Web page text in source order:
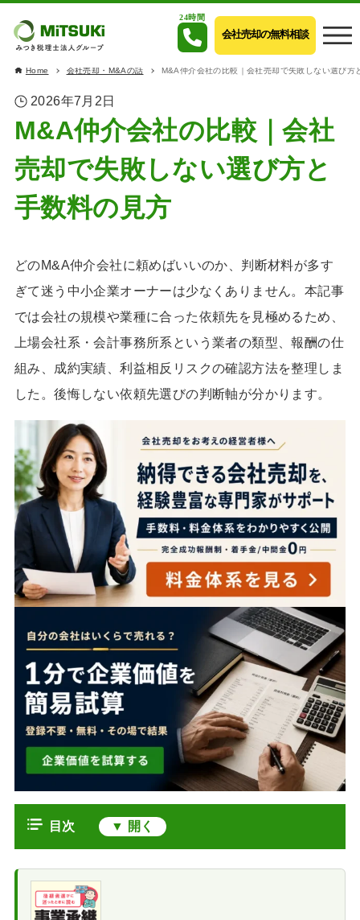
24時間
会社売却の無料相談
Home 会社売却・M&Aの話 M&A仲介会社の比較｜会社売却で失敗しない選び方
2026年7月2日
M&A仲介会社の比較｜会社
売却で失敗しない選び方と
手数料の見方
どのM&A仲介会社に頼めばいいのか、判断材料が多す
ぎて迷う中小企業オーナーは少なくありません。本記事
では会社の規模や業種に合った依頼先を見極めるため、
上場会社系・会計事務所系という業者の類型、報酬の仕
組み、成約実績、利益相反リスクの確認方法を整理しま
した。後悔しない依頼先選びの判断軸が分かります。
目次
る役割
M&A仲介会社の3つの類型で比較す